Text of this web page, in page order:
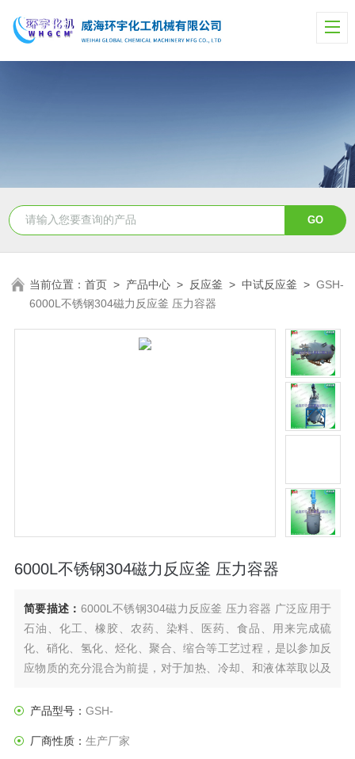
当前位置：首页 > 产品中心 > 反应釜 >中试反应釜 >GSH-
6000L不锈钢304磁力反应釜 压力容器
6000L不锈钢304磁力反应釜 压力容器
简要描述： 6000L不锈钢304磁力反应釜 压力容器 广泛应用于
石油、化工、橡胶、农药、染料、医药、食品、用来完成硫
化、硝化、氢化、烃化、聚合、缩合等工艺过程，是以参加反
应物质的充分混合为前提，对于加热、冷却、和液体萃取以及
效果，是化工，制药等行业理想的所需设备。
产品型号： GSH-
厂商性质： 生产厂家